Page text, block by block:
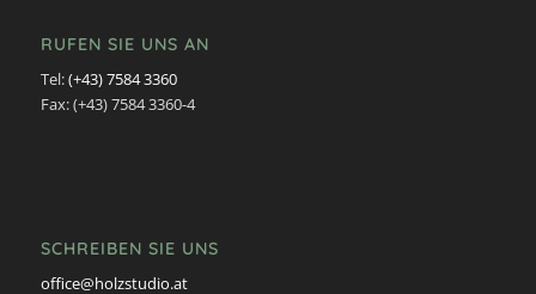
RUFEN SIE UNS AN
Tel:(+43) 7584 3360
Fax: (+43) 7584 3360-4
SCHREIBEN SIE UNS
office@holzstudio.at